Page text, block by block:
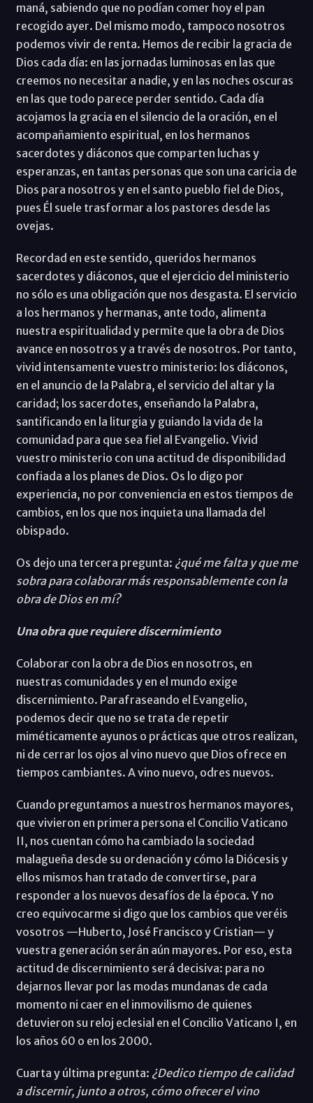
maná, sabiendo que no podían comer hoy el pan
recogido ayer. Del mismo modo, tampoco nosotros
podemos vivir de renta. Hemos de recibir la gracia de
Dios cada día: en las jornadas luminosas en las que
creemos no necesitar a nadie, y en las noches oscuras
en las que todo parece perder sentido. Cada día
acojamos la gracia en el silencio de la oración, en el
acompañamiento espiritual, en los hermanos
sacerdotes y diáconos que comparten luchas y
esperanzas, en tantas personas que son una caricia de
Dios para nosotros y en el santo pueblo fiel de Dios,
pues Él suele trasformar a los pastores desde las
ovejas.
Recordad en este sentido, queridos hermanos
sacerdotes y diáconos, que el ejercicio del ministerio
no sólo es una obligación que nos desgasta. El servicio
a los hermanos y hermanas, ante todo, alimenta
nuestra espiritualidad y permite que la obra de Dios
avance en nosotros y a través de nosotros. Por tanto,
vivid intensamente vuestro ministerio: los diáconos,
en el anuncio de la Palabra, el servicio del altar y la
caridad; los sacerdotes, enseñando la Palabra,
santificando en la liturgia y guiando la vida de la
comunidad para que sea fiel al Evangelio. Vivid
vuestro ministerio con una actitud de disponibilidad
confiada a los planes de Dios. Os lo digo por
experiencia, no por conveniencia en estos tiempos de
cambios, en los que nos inquieta una llamada del
obispado.
Os dejo una tercera pregunta: ¿qué me falta y que me
sobra para colaborar más responsablemente con la
obra de Dios en mí?
Una obra que requiere discernimiento
Colaborar con la obra de Dios en nosotros, en
nuestras comunidades y en el mundo exige
discernimiento. Parafraseando el Evangelio,
podemos decir que no se trata de repetir
miméticamente ayunos o prácticas que otros realizan,
ni de cerrar los ojos al vino nuevo que Dios ofrece en
tiempos cambiantes. A vino nuevo, odres nuevos.
Cuando preguntamos a nuestros hermanos mayores,
que vivieron en primera persona el Concilio Vaticano
II, nos cuentan cómo ha cambiado la sociedad
malagueña desde su ordenación y cómo la Diócesis y
ellos mismos han tratado de convertirse, para
responder a los nuevos desafíos de la época. Y no
creo equivocarme si digo que los cambios que veréis
vosotros —Huberto, José Francisco y Cristian— y
vuestra generación serán aún mayores. Por eso, esta
actitud de discernimiento será decisiva: para no
dejarnos llevar por las modas mundanas de cada
momento ni caer en el inmovilismo de quienes
detuvieron su reloj eclesial en el Concilio Vaticano I, en
los años 60 o en los 2000.
Cuarta y última pregunta: ¿Dedico tiempo de calidad
a discernir, junto a otros, cómo ofrecer el vino